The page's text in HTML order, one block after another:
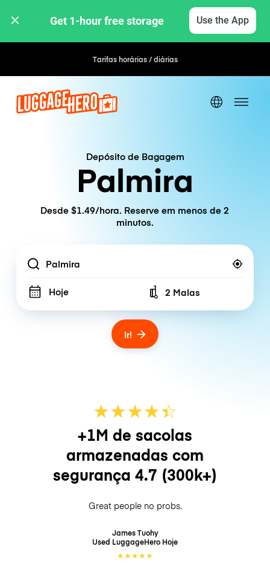
Get 1-hour free storage Use the App
Tarifas horárias / diárias
Depósito de Bagagem
Palmira
Desde $1.49/hora. Reserve em menos de 2
minutos.
Location
Hoje Number of bags
2 Malas
Ir!
★★★★☆
★
+1M de sacolas
armazenadas com
segurança 4.7 (300k+)
Great people no probs.
James Tuohy
Used LuggageHero Hoje
★★★★★